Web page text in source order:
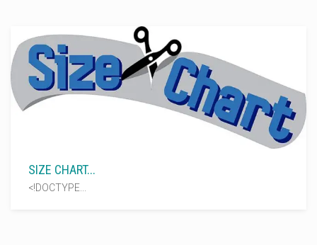
SIZE CHART...
<!DOCTYPE...